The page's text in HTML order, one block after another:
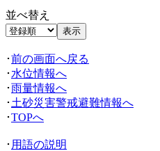
並べ替え
･前の画面へ戻る
･ 水位情報へ
･雨量情報へ
･ 土砂災害警戒避難情報へ
･TOPへ
･ 用語の説明